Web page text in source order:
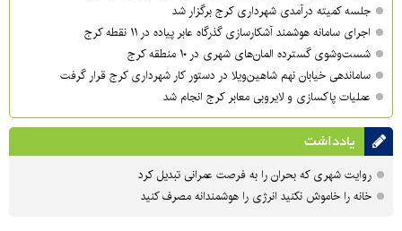
جلسه کمیته درآمدی شهرداری کرج برگزار شد
اجرای سامانه هوشمند آشکارسازی گذرگاه عابر پیاده در ۱۱ نقطه کرج
شست‌وشوی گسترده المان‌های شهری در ۱۰ منطقه کرج
ساماندهی خیابان نهم شاهین‌ویلا در دستور کار شهرداری کرج قرار گرفت
عملیات پاکسازی و لایروبی معابر کرج انجام شد
یادداشت
روایت شهری که بحران را به فرصت عمرانی تبدیل کرد
خانه را خاموش نکنید انرژی را هوشمندانه مصرف کنید